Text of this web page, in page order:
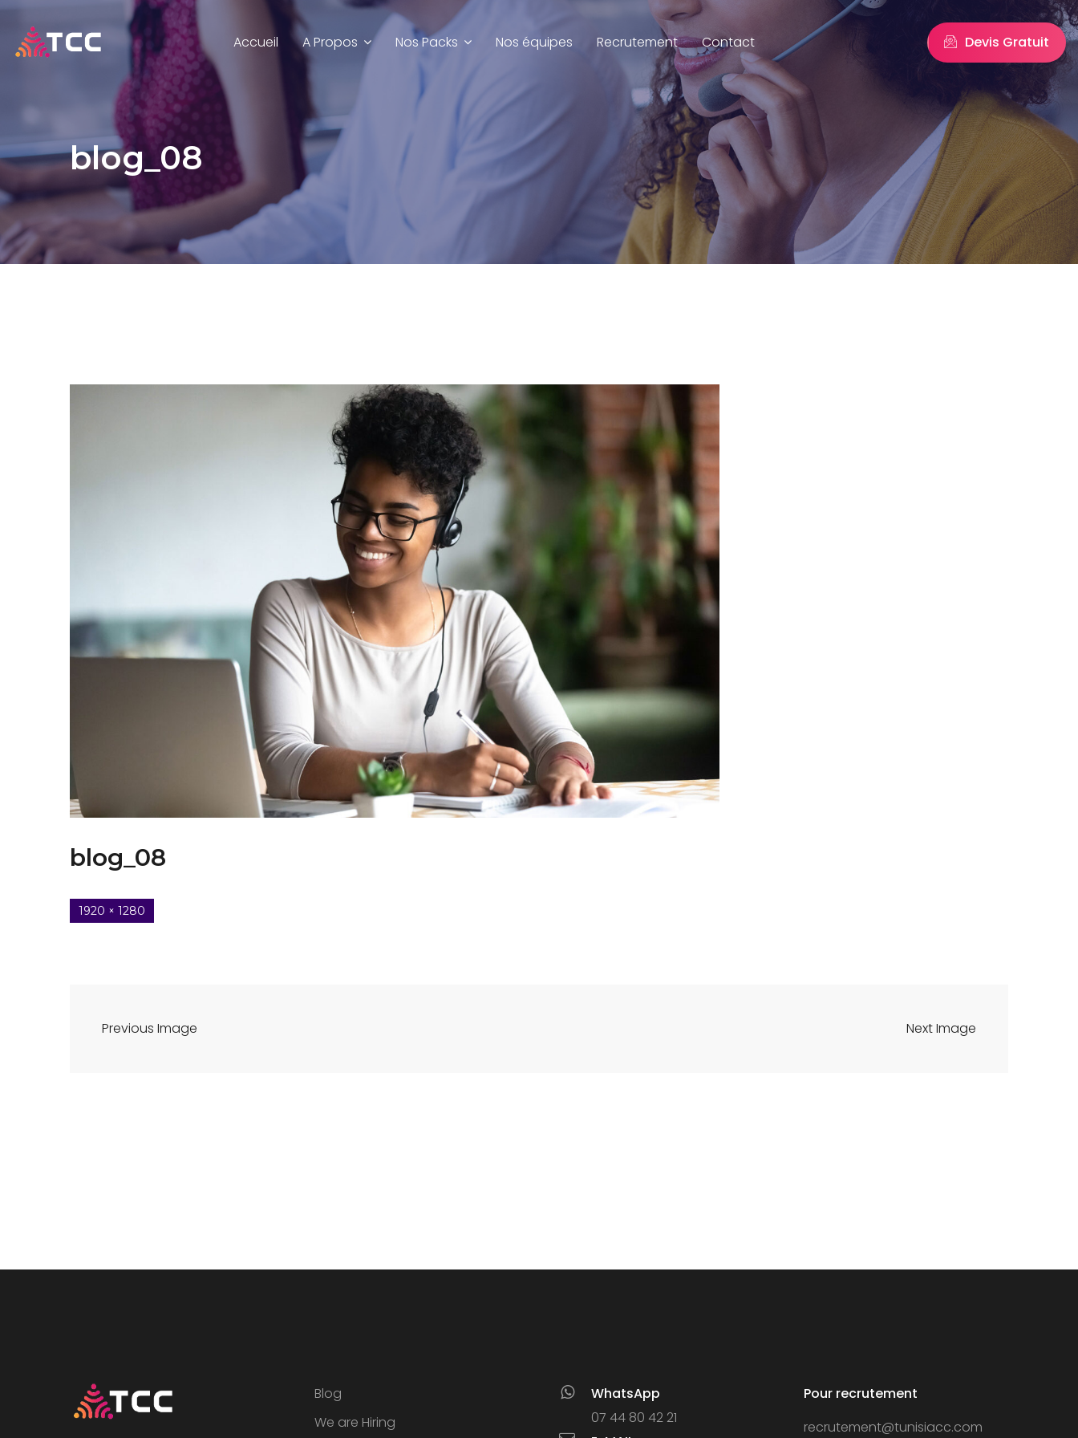
Accueil A Propos Nos Packs Nos équipes Recrutement Contact Devis Gratuit
blog_08
blog_08
1920 × 1280
Previous Image Next Image
Blog
We are Hiring
WhatsApp
07 44 80 42 21
Pour recrutement
recrutement@tunisiacc.com